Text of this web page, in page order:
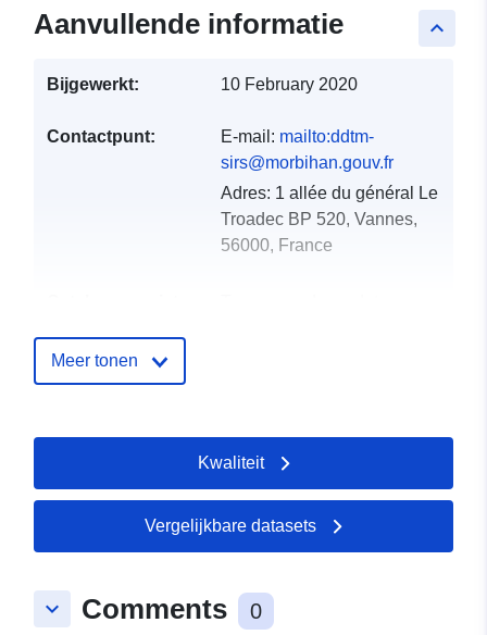
keyboard_arrow_up
Aanvullende informatie
Bijgewerkt: 10 February 2020
Contactpunt: E-mail: mailto:ddtm-
sirs@morbihan.gouv.fr
Adres: 1 allée du général Le
Troadec BP 520, Vannes,
56000, France
Ruimtelijk: Coördinaten: [ [
-2.03605175, 48.21003342
], [ -3.73296905,
48.21003342 ], [
47.28104782 ], [
-2.03605175, 48.21003342 ]
Meer tonen
Kwaliteit
Vergelijkbare datasets
keyboard_arrow_down Comments 0